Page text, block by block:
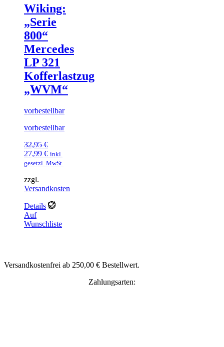
Wiking:
„Serie
800“
Mercedes
LP 321
Kofferlastzug
„WVM“
vorbestellbar
vorbestellbar
32,95€
Ursprünglicher
Preis
32,95 €
27,99 €Aktueller
Preis
inkl.
gesetzl. MwSt.
zzgl.
Versandkosten
Details
Auf
Wunschliste
Versandkostenfrei ab 250,00 € Bestellwert.
Zahlungsarten: